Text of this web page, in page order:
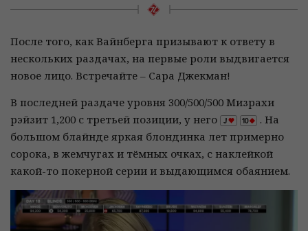
После того, как Вайнберга призывают к ответу в
нескольких раздачах, на первые роли выдвигается
новое лицо. Встречайте – Сара Джекман!
В последней раздаче уровня 300/500/500 Мизрахи
рэйзит 1,200 с третьей позиции, у него
. На
большом блайнде яркая блондинка лет примерно
сорока, в жемчугах и тёмных очках, с наклейкой
какой-то покерной серии и выдающимся обаянием.